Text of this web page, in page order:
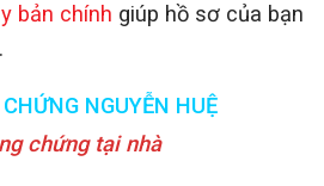
bản chính giúp hồ sơ của bạn
NGUYỄN HUỆ
chứng tại nhà